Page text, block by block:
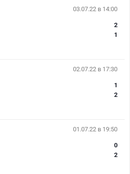
03.07.22 в 14:00
2
1
02.07.22 в 17:30
1
2
01.07.22 в 19:50
0
2